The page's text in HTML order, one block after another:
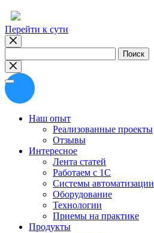
Перейти к сути
Наш опыт
Реализованные проекты
Отзывы
Интересное
Лента статей
Работаем с 1С
Системы автоматизации
Оборудование
Технологии
Приемы на практике
Продукты